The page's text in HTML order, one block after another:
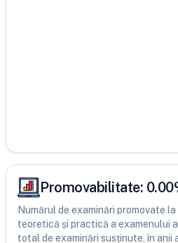
Promovabilitate: 0.00
Numărul de examinări promovate
teoretică și practică a examenului
total de examinări susținute, în anii